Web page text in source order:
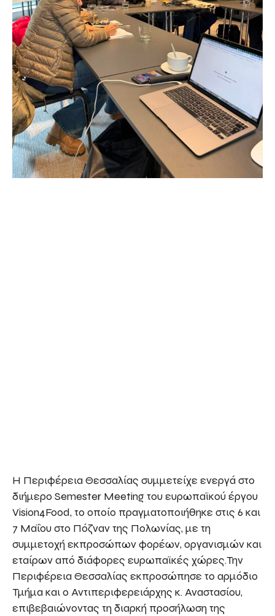
Η Περιφέρεια Θεσσαλίας συμμετείχε ενεργά στο
διήμερο Semester Meeting του ευρωπαϊκού έργου
Vision4Food, το οποίο πραγματοποιήθηκε στις 6 και
7 Μαΐου στο Πόζναν της Πολωνίας, με τη
συμμετοχή εκπροσώπων φορέων, οργανισμών και
εταίρων από διάφορες ευρωπαϊκές χώρες.Την
Περιφέρεια Θεσσαλίας εκπροσώπησε το αρμόδιο
Τμήμα και ο Αντιπεριφερειάρχης κ. Αναστασίου,
επιβεβαιώνοντας τη διαρκή προσήλωση της